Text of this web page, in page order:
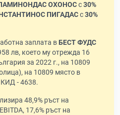
ОХОНОСс30%
ПИГАДАСс30%
заплата вБЕСТ ФУДС
лв, което му отрежда 16
за 2022 г., на 10809
на 10809 място в
- 4638.
48,9% ръст на
17,6% ръст на